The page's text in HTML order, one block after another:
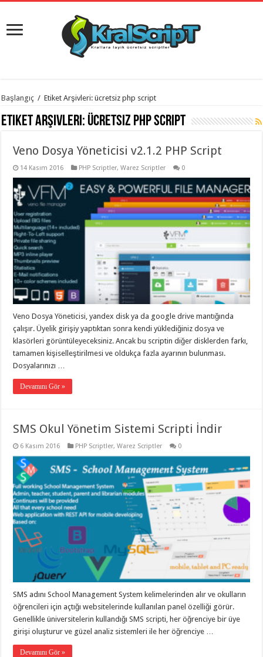
istanbul
evden
eve
organizasyon ,
evden
taşımacılık
evden
taşımacılık,
gaziantep
evden
taşımacılık,
evden
taşımacılık,
gaziantep
evden
gaziantep
evden
taşımacılık,
gaziantep
evden
taşımacılık,
gaziantep
evden
taşımacılık
gaziantep
asansörlü
taşıma,
gaziantep
evden
taşımacılık,
gaziantep
organizasyon
gaziantep
organizasyon
gaziantep
organizasyon,
organizasyon,
gaziantep
organizasyon
organizasyon,
gaziantep
palyaço
twitter
takipçi
Başlangıç / Etiket Arşivleri: ücretsiz php script
Etiket Arşivleri: ücretsiz php script
Veno Dosya Yöneticisi v2.1.2 PHP Script
14 Kasım 2016 PHP Scriptler,Warez Scriptler 0
Veno Dosya Yöneticisi, yandex disk ya da google drive mantığında
çalışır. Üyelik girişiy yaptıktan sonra kendi yüklediğiniz dosya ve
klasörleri görüntüleyeceksiniz. Ancak bu scriptin diğer disklerden farkı,
tamamen kişiselleştirilmesi ve oldukça fazla ayarının bulunması.
Dosyalarınızı …
Devamını Gör »
SMS Okul Yönetim Sistemi Scripti İndir
6 Kasım 2016 PHP Scriptler,Warez Scriptler 0
SMS adını School Management System kelimelerinden alır ve okulların
öğrencileri için açtığı websitelerinde kullanılan panel özelliği görür.
Genellikle üniversitelerin kullandığı SMS scripti, her öğrenciye bir üye
girişi oluşturur ve güzel analiz sistemleri ile her öğrenciye …
Devamını Gör »